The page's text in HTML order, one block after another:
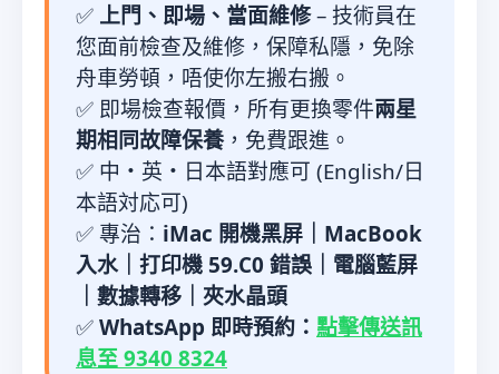
✅ 上門、即場、當面維修– 技術員在
您面前檢查及維修，保障私隱，免除
舟車勞頓，唔使你左搬右搬。
✅ 即場檢查報價，所有更換零件兩星
期相同故障保養，免費跟進。
✅ 中・英・日本語對應可 (English/日
本語対応可)
✅ 專治： iMac 開機黑屏｜MacBook
入水｜打印機 59.C0 錯誤｜電腦藍屏
｜數據轉移｜夾水晶頭
✅WhatsApp 即時預約： 點擊傳送訊
息至 9340 8324